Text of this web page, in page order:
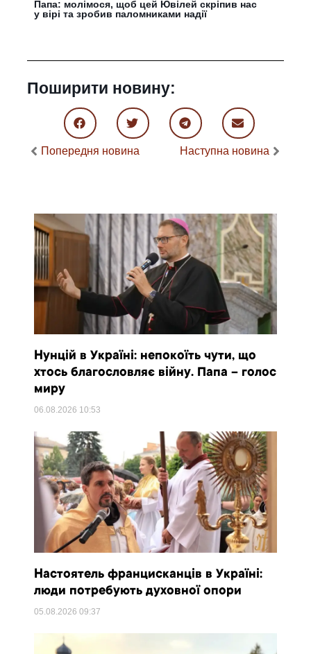
Папа: молімося, щоб цей Ювілей скріпив нас
у вірі та зробив паломниками надії
Поширити новину:
Попередня новина Наступна новина
Нунцій в Україні: непокоїть чути, що
хтось благословляє війну. Папа – голос
миру
06.08.2026 10:53
Настоятель францисканців в Україні:
люди потребують духовної опори
05.08.202609:37